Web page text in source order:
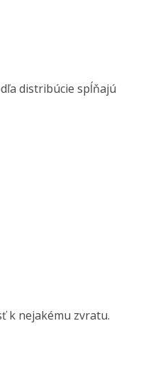
distribúcie spĺňajú
k nejakému zvratu.